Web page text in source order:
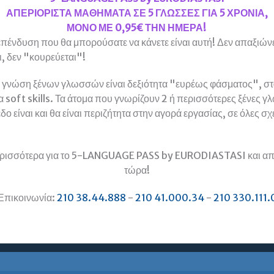
γλώσσα (και να πιστοποιηθείς), δε σε καθιστά βαθμοθήρα
γρήγορα τους στόχους του;
εμάς ως Ευρωδιάσταση είναι να είμαστε χρήσιμοι στους
περισσότερα φροντιστήρια αυτοχαρακτηρίζονται ως
30 χρόνια πριν: λίγα λόγια, χαμηλό προφίλ, πολλή
από τις καλύτερες και πιο έμπειρες ομάδες καθηγητών ξένων
ταχυρρυθμα μαθηματα
ΑΠΕΡΙΟΡΙΣΤΑ ΜΑΘΗΜΑΤΑ ΣΕ 5 ΓΛΩΣΣΕΣ ΓΙΑ 5 ΧΡΟΝΙΑ,
ΜΟΝΟ ΜΕ 0,95€ ΤΗΝ ΗΜΕΡΑ!
που θα μπορούσατε να κάνετε είναι αυτή! Δεν
δεν "κουρεύεται"!
ξένων γλωσσών είναι δεξιότητα "ευρέως φάσματος",
soft skills. Τα άτομα που γνωρίζουν 2 ή περισσότερες ξένες
είναι και θα είναι περιζήτητα στην αγορά εργασίας, σε όλες
για το 5-LANGUAGE PASS by EURODIASTASI και
τώρα!
210 38.44.888 - 210 41.000.34- 210